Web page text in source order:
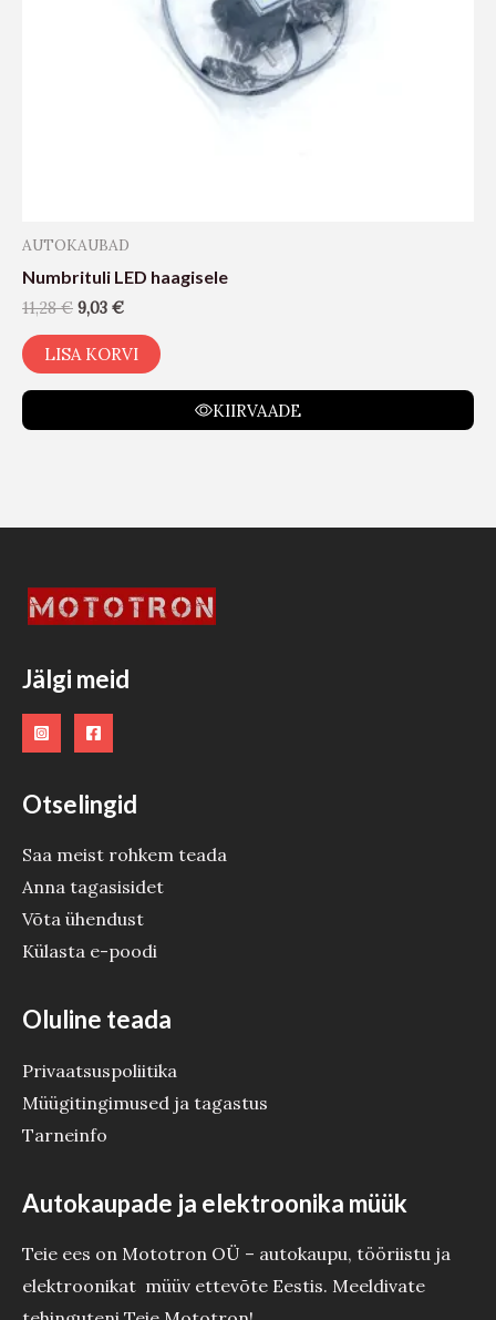
AUTOKAUBAD
Numbrituli LED haagisele
11,28€ 9,03 €
LISA KORVI
KIIRVAADE
Jälgi meid
Otselingid
Saa meist rohkem teada
Anna tagasisidet
Võta ühendust
Külasta e-poodi
Oluline teada
Privaatsuspoliitika
Müügitingimused ja tagastus
Tarneinfo
Autokaupade ja elektroonika müük
Teie ees on Mototron OÜ – autokaupu, tööriistu ja
elektroonikat müüv ettevõte Eestis. Meeldivate